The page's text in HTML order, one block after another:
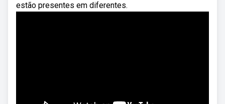
estão presentes em diferentes.